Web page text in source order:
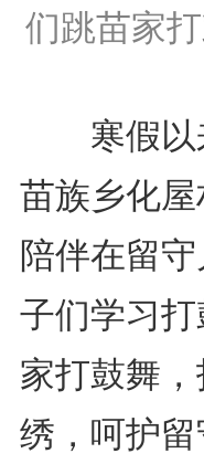
们跳苗家打
寒假以
苗族乡化屋
陪伴在留
子们学习
家打鼓舞
绣，呵护